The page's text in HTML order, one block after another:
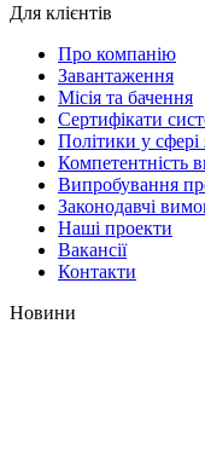
Для клієнтів
Про компанію
Завантаження
Місія та бачення
Сертифікати
Політики у сфері
Компетентність
Випробування
Законодавчі
Наші проекти
Вакансії
Контакти
Новини